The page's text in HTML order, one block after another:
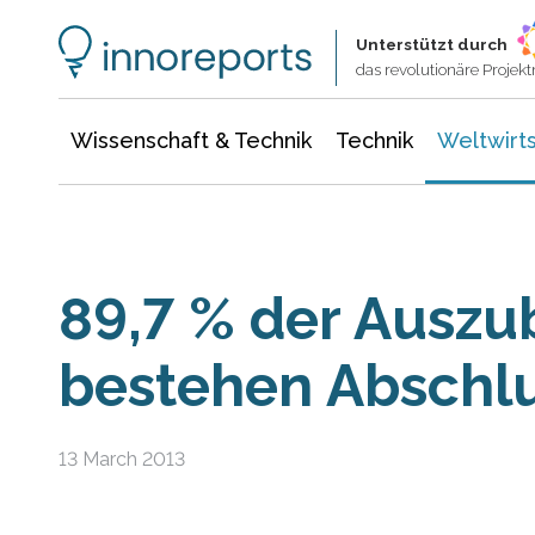
Unterstützt durch
das revolutionäre
Wissenschaft & Technik Technik
89,7 % der
beste­hen
13 March 2013